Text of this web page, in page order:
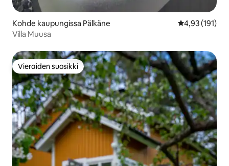
Kohde kaupungissa Pälkäne
4,93 (191)
Villa Muusa
Vieraiden suosikki
Vieraiden suosikki